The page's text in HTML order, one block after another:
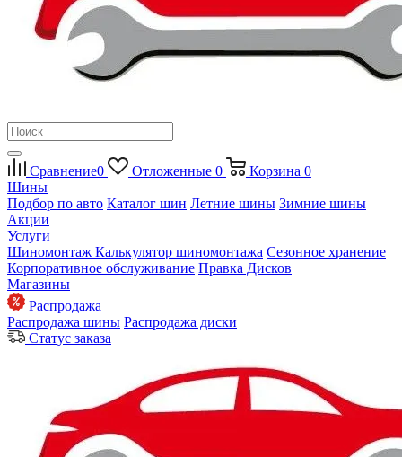
Сравнение0 Отложенные 0 Корзина 0
Шины
Подбор по авто Каталог шин Летние шины Зимние шины
Акции
Услуги
Шиномонтаж Калькулятор шиномонтажа Сезонное хранение
Корпоративное обслуживание Правка Дисков
Магазины
Распродажа
Распродажа шины Распродажа диски
Статус заказа